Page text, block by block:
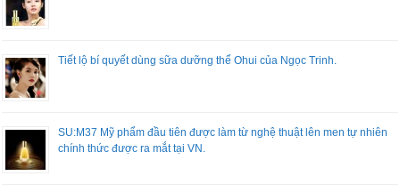
Tiết lộ bí quyết dùng sữa dưỡng thể Ohui của Ngọc Trinh.
SU:M37 Mỹ phẩm đầu tiên được làm từ nghệ thuật lên men tự nhiên
chính thức được ra mắt tại VN.